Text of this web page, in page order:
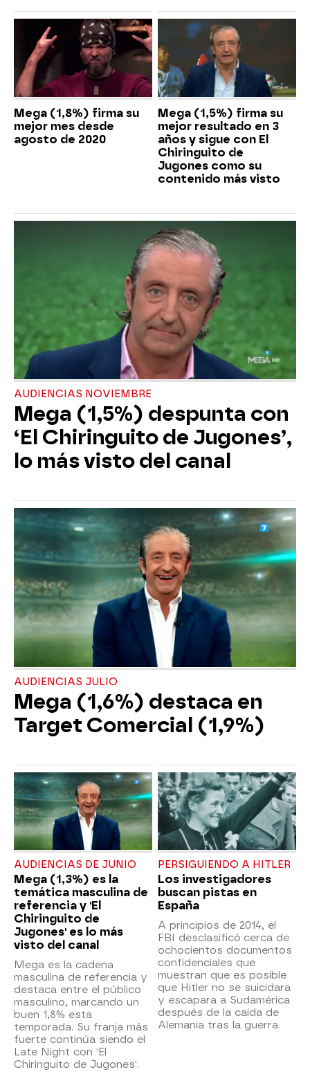
Mega (1,8%) firma su
mejor mes desde
agosto de 2020
Mega (1,5%) firma su
mejor resultado en 3
años y sigue con El
Chiringuito de
Jugones como su
contenido más visto
AUDIENCIAS NOVIEMBRE
Mega (1,5%) despunta con
‘El Chiringuito de Jugones’,
lo más visto del canal
AUDIENCIAS JULIO
Mega (1,6%) destaca en
Target Comercial (1,9%)
AUDIENCIAS DE JUNIO
Mega (1,3%) es la
temática masculina de
referencia y 'El
Chiringuito de
Jugones' es lo más
visto del canal
Mega es la cadena
masculina de referencia y
destaca entre el público
masculino, marcando un
buen 1,8% esta
temporada. Su franja más
fuerte continúa siendo el
Late Night con 'El
Chiringuito de Jugones'.
PERSIGUIENDO A HITLER
Los investigadores
buscan pistas en
España
A principios de 2014, el
FBI desclasificó cerca de
ochocientos documentos
confidenciales que
muestran que es posible
que Hitler no se suicidara
y escapara a Sudamérica
después de la caída de
Alemania tras la guerra.